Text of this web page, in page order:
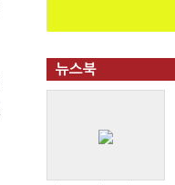
뉴스북